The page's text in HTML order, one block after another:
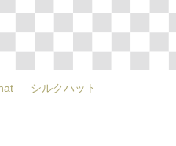
シルクハット